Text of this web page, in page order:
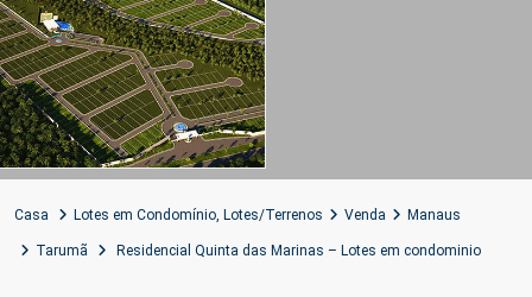
Casa Lotes em Condomínio, Lotes/Terrenos Venda Manaus
Tarumã Residencial Quinta das Marinas – Lotes em condominio